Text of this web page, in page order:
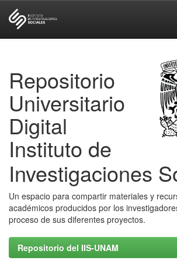
Repositorio
Universitario
Digital
Instituto de
Investigaciones
Un espacio para compartir materiales y
académicos producidos por los
proceso de sus diferentes proyectos.
Repositorio del IIS-UNAM